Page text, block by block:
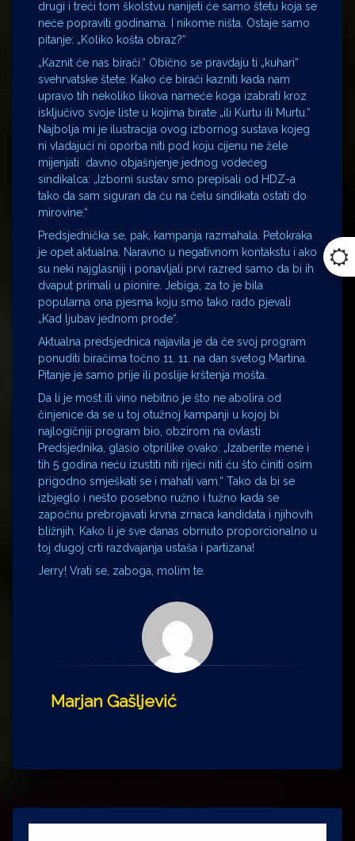
drugi i treći tom školstvu nanijeti će samo štetu koja se
neće popraviti godinama. I nikome ništa. Ostaje samo
pitanje: „Koliko košta obraz?“
„Kaznit će nas birači.“ Obično se pravdaju ti „kuhari“
svehrvatske štete. Kako će birači kazniti kada nam
upravo tih nekoliko likova nameće koga izabrati kroz
isključivo svoje liste u kojima birate „ili Kurtu ili Murtu.“
Najbolja mi je ilustracija ovog izbornog sustava kojeg
ni vladajući ni oporba niti pod koju cijenu ne žele
mijenjati davno objašnjenje jednog vodećeg
sindikalca: „Izborni sustav smo prepisali od HDZ-a
tako da sam siguran da ću na čelu sindikata ostati do
mirovine.“
Predsjednička se, pak, kampanja razmahala. Petokraka
je opet aktualna. Naravno u negativnom kontakstu i ako
su neki najglasniji i ponavljali prvi razred samo da bi ih
dvaput primali u pionire. Jebiga, za to je bila
popularna ona pjesma koju smo tako rado pjevali
„Kad ljubav jednom prođe“.
Aktualna predsjednica najavila je da će svoj program
ponuditi biračima točno 11. 11. na dan svetog Martina.
Pitanje je samo prije ili poslije krštenja mošta.
Da li je mošt ili vino nebitno je što ne abolira od
činjenice da se u toj otužnoj kampanji u kojoj bi
najlogičniji program bio, obzirom na ovlasti
Predsjednika, glasio otprilike ovako: „Izaberite mene i
tih 5 godina neću izustiti niti rijeći niti ću što činiti osim
prigodno smješkati se i mahati vam.“ Tako da bi se
izbjeglo i nešto posebno ružno i tužno kada se
započnu prebrojavati krvna zrnaca kandidata i njihovih
bližnjih. Kako li je sve danas obrnuto proporcionalno u
toj dugoj crti razdvajanja ustaša i partizana!
Jerry! Vrati se, zaboga, molim te.
Marjan Gašljević